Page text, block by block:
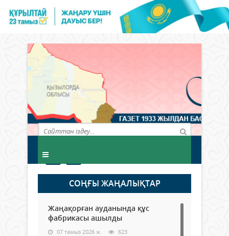
СОҢҒЫ ЖАҢАЛЫҚТАР
Жаңақорған ауданында құс
фабрикасы ашылды
07 тамыз 2026 ж. 623